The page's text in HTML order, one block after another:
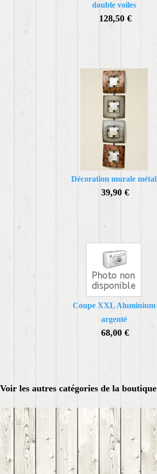
double voiles
128,50 €
Décoration murale métal
39,90 €
Coupe XXL Aluminium
argenté
68,00 €
Voir les autres catégories de la boutique